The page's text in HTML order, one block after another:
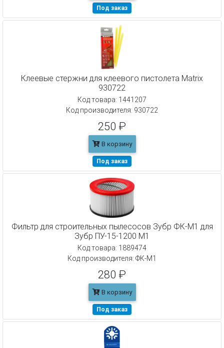
Под заказ
Клеевые стержни для клеевого пистолета Matrix
930722
Код товара: 1441207
Код производителя: 930722
250 ₽
В корзину
Под заказ
Фильтр для строительных пылесосов Зубр ФК-М1 для
Зубр ПУ-15-1200 М1
Код товара: 1889474
Код производителя: ФК-М1
280 ₽
В корзину
Под заказ